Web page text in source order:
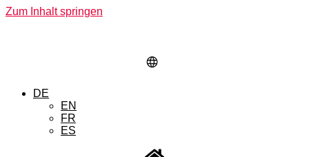
Zum Inhalt springen
DE
EN
FR
ES